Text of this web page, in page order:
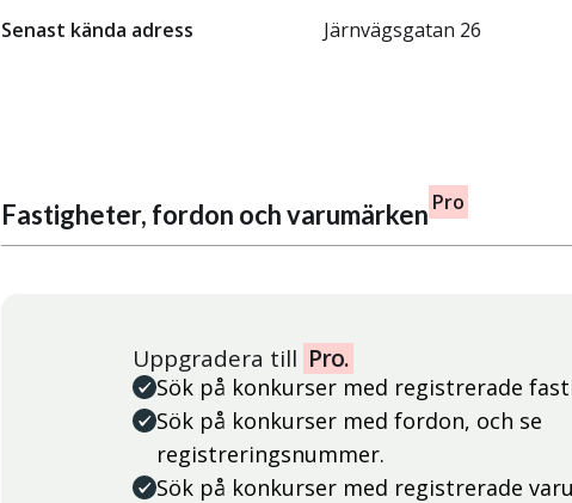
Senast kända adress
Järnvägsgatan 26
Fastigheter, fordon och varumärken Pro
Uppgradera till Pro.
Sök på konkurser med registrerade
Sök på konkurser med fordon, och se
registreringsnummer.
Sök på konkurser med registrerade